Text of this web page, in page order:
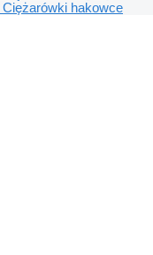
Ciężarówki hakowce